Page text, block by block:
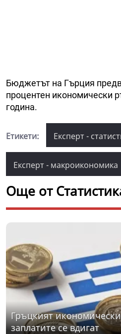
Бюджетът на Гърция
процентен икономически
година.
Етикети: Експерт -
Експерт - макроикономика
Още от
Гръцкият
заплатите се вдигат